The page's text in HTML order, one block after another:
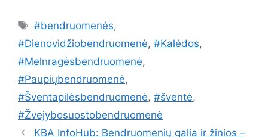
Žymos
#bendruomenės,
#Dienovidžiobendruomenė, #Kalėdos,
#Melnragėsbendruomenė,
#Paupiųbendruomenė,
#Šventapilėsbendruomenė, #šventė,
#Žvejybosuostobendruomenė
KBA InfoHub: Bendruomenių galia ir žinios –